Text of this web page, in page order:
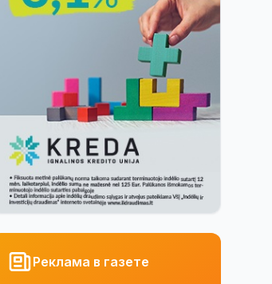
Реклама в газете